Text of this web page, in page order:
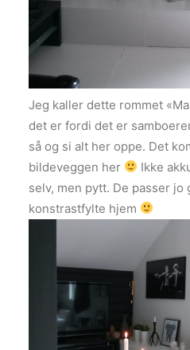
Jeg kaller dette rommet
det er fordi det er
så og si alt her oppe. Det
bildeveggen her
Ikke
selv, men pytt. De passer jo
konstrastfylte hjem